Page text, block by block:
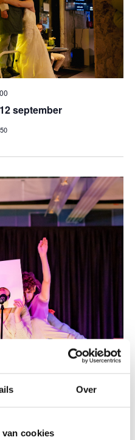
Over
cookies
september